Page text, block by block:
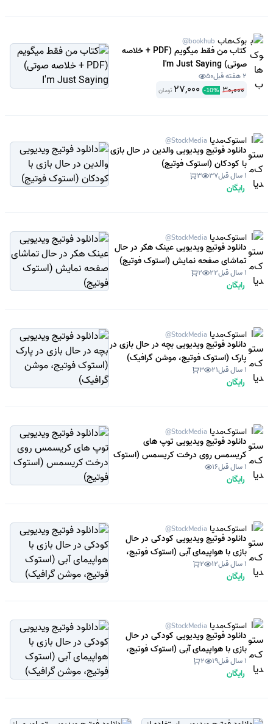
بوک‌هاب @bookhub
کتاب من فقط میگویم (PDF + خلاصه
صوتی) I'm Just Saying
2 هفته قبل 50
30,000
-10%
27,000 تومان
استوک‌مدیا @StockMedia
دانلود فوتیج ویدیویی والدین در حال بازی
با کودکان (استوک فوتیج)
1 سال قبل 37
3
رایگان
استوک‌مدیا @StockMedia
دانلود فوتیج ویدیویی عینک هکر در حال
تماشای صفحه نمایش (استوک فوتیج)
1 سال قبل 22
2
رایگان
استوک‌مدیا @StockMedia
دانلود فوتیج ویدیویی بچه در حال بازی در
پارک (استوک فوتیج، موشن گرافیک)
1 سال قبل 21
3
رایگان
استوک‌مدیا @StockMedia
دانلود فوتیج ویدیویی توپ های
کریسمس روی درخت کریسمس (استوک
فوتیج)1 سال قبل 16
رایگان
استوک‌مدیا @StockMedia
دانلود فوتیج ویدیویی کودکی در حال
بازی با هواپیمای آبی (استوک فوتیج،
موشن گرافیک)1 سال قبل 12
2
رایگان
استوک‌مدیا @StockMedia
دانلود فوتیج ویدیویی کودکی در حال
بازی با هواپیمای آبی (استوک فوتیج،
موشن گرافیک)1 سال قبل 19
2
رایگان